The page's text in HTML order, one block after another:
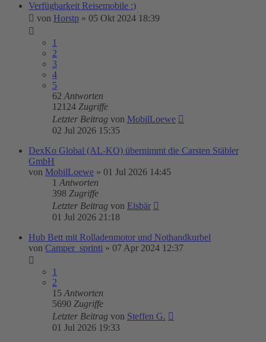
Verfügbarkeit Reisemobile :)
von Horstp » 05 Okt 2024 18:39
1
2
3
4
5
62 Antworten
12124 Zugriffe
Letzter Beitrag von MobilLoewe
02 Jul 2026 15:35
DexKo Global (AL-KO) übernimmt die Carsten Stäbler
GmbH
von MobilLoewe » 01 Jul 2026 14:45
1 Antworten
398 Zugriffe
Letzter Beitrag von Eisbär
01 Jul 2026 21:18
Hub Bett mit Rolladenmotor und Nothandkurbel
von Camper_sprinti » 07 Apr 2024 12:37
1
2
15 Antworten
5690 Zugriffe
Letzter Beitrag von Steffen G.
01 Jul 2026 19:33